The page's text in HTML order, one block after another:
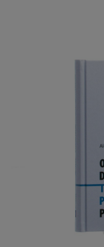
Studiju norises
Vēsture un